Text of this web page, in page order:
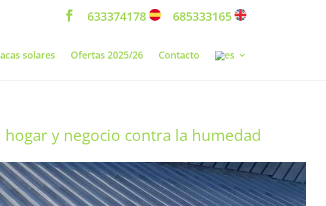
633374178 685333165
solares Ofertas 2025/26 Contacto
y negocio contra la humedad